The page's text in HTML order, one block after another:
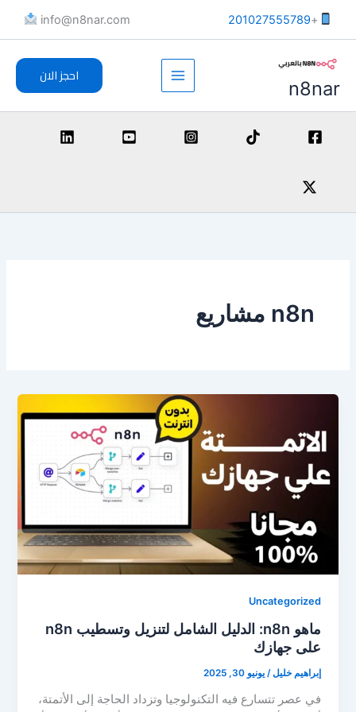
+
201027555789
info@n8nar.com​
n8nar
احجز الان
n8n مشاريع
Uncategorized
ماهو n8n: الدليل الشامل لتنزيل وتسطيب n8n
على جهازك
إبراهيم خليل/يونيو 30, 2025
في عصر تتسارع فيه التكنولوجيا وتزداد الحاجة إلى الأتمتة،